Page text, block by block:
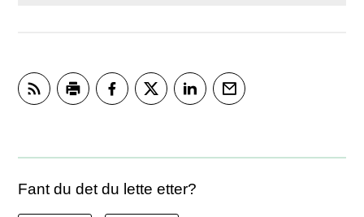
Fant du det du lette etter?